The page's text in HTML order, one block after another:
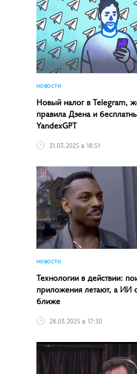
НОВОСТИ
Новый налог в Telegram,
правила Дзена и
YandexGPT
31.03.2025 в 18:51
НОВОСТИ
Технологии в действии:
приложения летают, а ИИ
ближе
28.03.2025 в 17:30